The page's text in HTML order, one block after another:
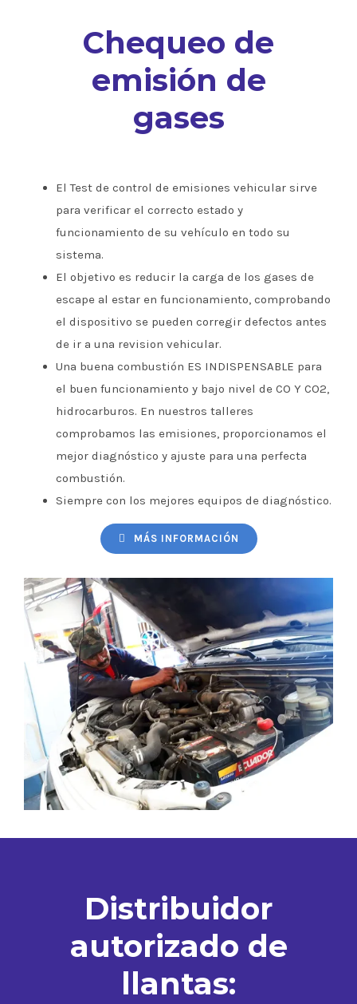
Chequeo de
emisión de
gases
El Test de control de emisiones vehicular sirve
para verificar el correcto estado y
funcionamiento de su vehículo en todo su
sistema.
El objetivo es reducir la carga de los gases de
escape al estar en funcionamiento, comprobando
el dispositivo se pueden corregir defectos antes
de ir a una revision vehicular.
Una buena combustión ES INDISPENSABLE para
el buen funcionamiento y bajo nivel de CO Y CO2,
hidrocarburos. En nuestros talleres
comprobamos las emisiones, proporcionamos el
mejor diagnóstico y ajuste para una perfecta
combustión.
Siempre con los mejores equipos de diagnóstico.
MÁS INFORMACIÓN
Distribuidor
autorizado de
llantas: